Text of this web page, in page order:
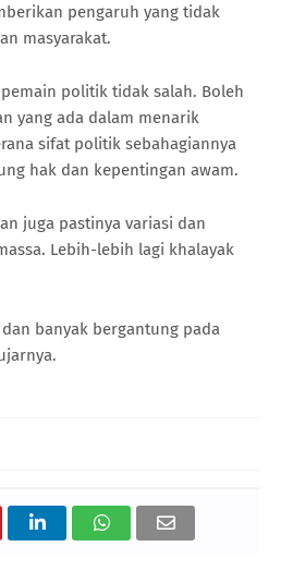
pengaruh yang tidak
masyarakat.
politik tidak salah. Boleh
yang ada dalam menarik
sifat politik sebahagiannya
hak dan kepentingan awam.
juga pastinya variasi dan
Lebih-lebih lagi khalayak
banyak bergantung pada